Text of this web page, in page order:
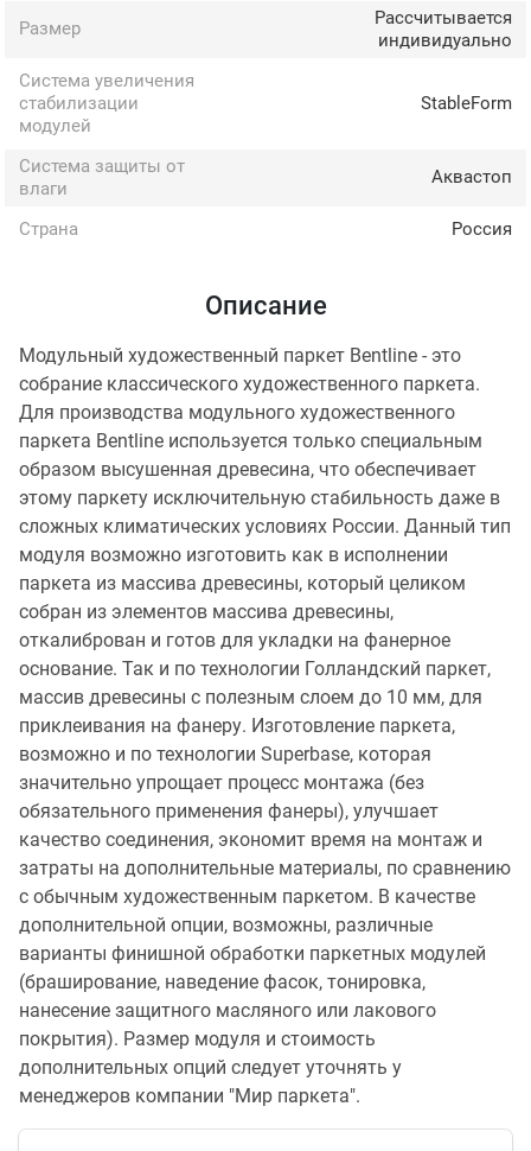
Размер
Рассчитывается
индивидуально
Система увеличения
стабилизации
модулей
StableForm
Система защиты от
влаги
Аквастоп
Страна Россия
Описание
Модульный художественный паркет Bentline - это
собрание классического художественного паркета.
Для производства модульного художественного
паркета Bentline используется только специальным
образом высушенная древесина, что обеспечивает
этому паркету исключительную стабильность даже в
сложных климатических условиях России. Данный тип
модуля возможно изготовить как в исполнении
паркета из массива древесины, который целиком
собран из элементов массива древесины,
откалиброван и готов для укладки на фанерное
основание. Так и по технологии Голландский паркет,
массив древесины с полезным слоем до 10 мм, для
приклеивания на фанеру. Изготовление паркета,
возможно и по технологии Superbase, которая
значительно упрощает процесс монтажа (без
обязательного применения фанеры), улучшает
качество соединения, экономит время на монтаж и
затраты на дополнительные материалы, по сравнению
с обычным художественным паркетом. В качестве
дополнительной опции, возможны, различные
варианты финишной обработки паркетных модулей
(браширование, наведение фасок, тонировка,
нанесение защитного масляного или лакового
покрытия). Размер модуля и стоимость
дополнительных опций следует уточнять у
менеджеров компании "Мир паркета".